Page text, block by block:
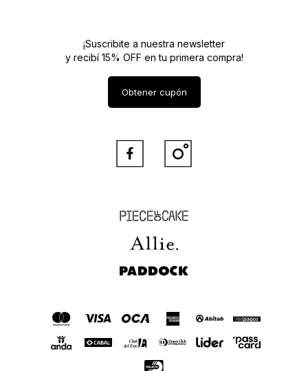
Piece of Cake
Allie
Paddock
¡Suscribite a nuestra newsletter
y recibí 15% OFF en tu primera compra!
Obtener cupón
 